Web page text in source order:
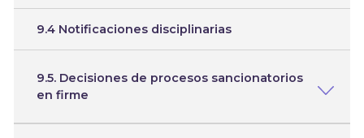
9.4 Notificaciones disciplinarias
9.5. Decisiones de procesos sancionatorios
en firme